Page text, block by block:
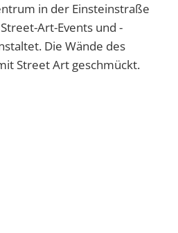
in der Einsteinstraße
Art-Events und -
Die Wände des
Street Art geschmückt.